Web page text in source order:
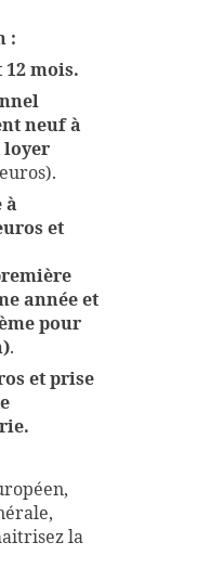
:
mois.
neuf à
loyer
à
et
année et
pour
.
et prise
la